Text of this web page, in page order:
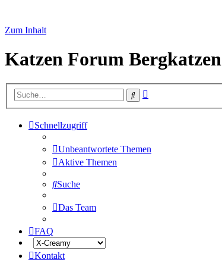
Zum Inhalt
Katzen Forum Bergkatzen
Suche
Schnellzugriff
Unbeantwortete Themen
Aktive Themen
Suche
Das Team
FAQ
Kontakt